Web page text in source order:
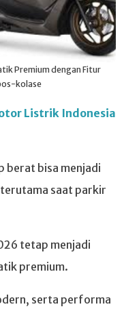
Premium dengan Fitur
kolase
Listrik Indonesia
berat bisa menjadi
saat parkir
tetap menjadi
premium.
serta performa